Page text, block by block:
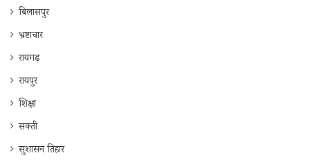
बिलासपुर
भ्रष्टाचार
रायगढ़
रायपुर
शिक्षा
सक्ती
सुशासन तिहार